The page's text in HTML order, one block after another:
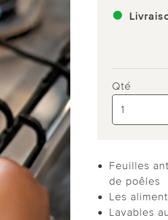
Qté
Feuilles
de poêles
Les
Lavables